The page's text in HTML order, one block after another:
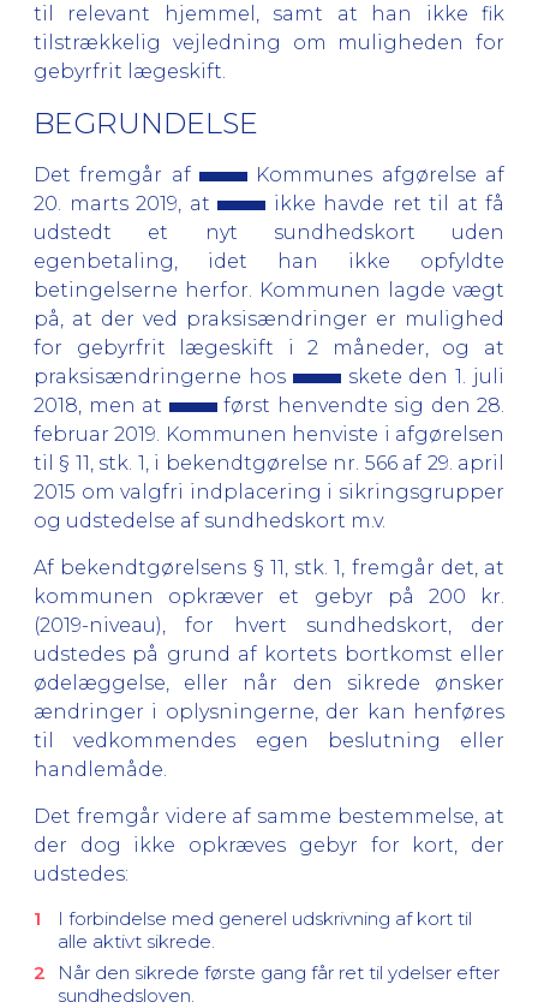
til relevant hjemmel, samt at han ikke fik
tilstrækkelig vejledning om muligheden for
gebyrfrit lægeskift.
BEGRUNDELSE
Det fremgår af
Kommunes afgørelse af
20. marts 2019, at
ikke havde ret til at få
udstedt et nyt sundhedskort uden
egenbetaling, idet han ikke opfyldte
betingelserne herfor. Kommunen lagde vægt
på, at der ved praksisændringer er mulighed
for gebyrfrit lægeskift i 2 måneder, og at
praksisændringerne hos
skete den 1. juli
2018, men at
først henvendte sig den 28.
februar 2019. Kommunen henviste i afgørelsen
til § 11, stk. 1, i bekendtgørelse nr. 566 af 29. april
2015 om valgfri indplacering i sikringsgrupper
og udstedelse af sundhedskort m.v.
Af bekendtgørelsens § 11, stk. 1, fremgår det, at
kommunen opkræver et gebyr på 200 kr.
(2019-niveau), for hvert sundhedskort, der
udstedes på grund af kortets bortkomst eller
ødelæggelse, eller når den sikrede ønsker
ændringer i oplysningerne, der kan henføres
til vedkommendes egen beslutning eller
handlemåde.
Det fremgår videre af samme bestemmelse, at
der dog ikke opkræves gebyr for kort, der
udstedes:
I forbindelse med generel udskrivning af kort til
alle aktivt sikrede.
Når den sikrede første gang får ret til ydelser efter
sundhedsloven.